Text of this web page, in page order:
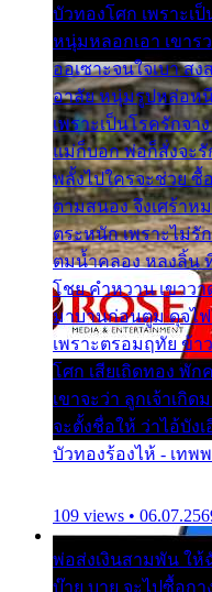
บัวทองโศก เพราะเ
หนุ่มหลอกเอา เขาร
ออเซาะจนใจเบา สง
อาลัย หนุ่มรูปหล่อห
เพราะเป็นโรครักจา
แม่ก็บอก พ่อก็สั่งจะรั
พลั้งไปใครจะช่วย ซื้
ตามสนอง จึงเศร้าห
ตระหนัก เพราะไม่รั
ตมน้ำคลอง หลงลิ้น
โชย คำหวาน เขาว
มาบานก่อนตูม ดุจไ
เพราะตรอมฤทัย ข้า
โศก เสียเถิดทอง พัก
เขาจะว่า ลูกเจ้าเกิ
จะตั้งชื่อให้ ว่าไอ้บัง
บัวทองร้องไห้ - เทพ
109 views •
พ่อส่งเงินสามพัน ใ
บ๊าย บาย จะไปซื้อกา